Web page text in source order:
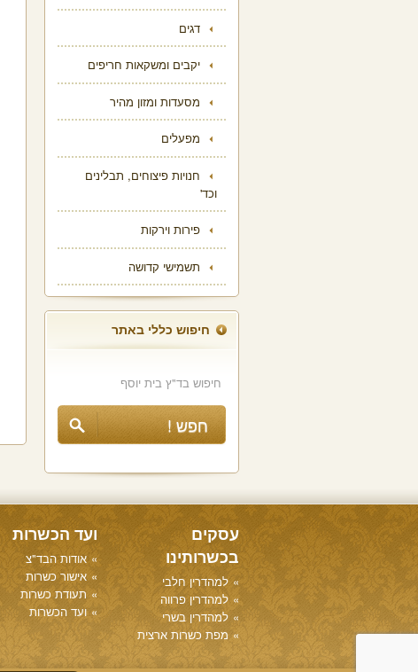
דגים
יקבים ומשקאות חריפים
מסעדות ומזון מהיר
מפעלים
חנויות פיצוחים, תבלינים
וכד'
פירות וירקות
תשמישי קדושה
חיפוש כללי באתר
עסקים
בכשרותינו
למהדרין חלבי
למהדרין פרווה
למהדרין בשרי
מפת כשרות ארצית
ועד הכשרות
אודות הבד"צ
אישור כשרות
תעודת כשרות
ועד הכשרות